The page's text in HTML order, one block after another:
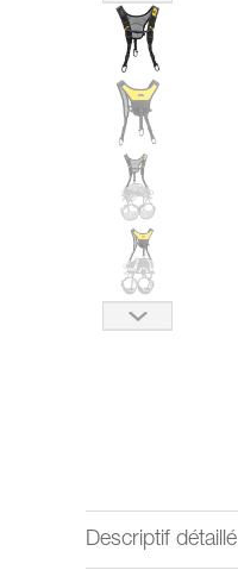
Descriptif détaillé